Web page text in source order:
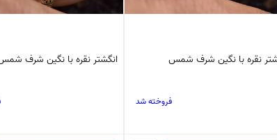
نقره با نگین شرف شمس
فروخته شد
انگشتر نقره با نگین شرف